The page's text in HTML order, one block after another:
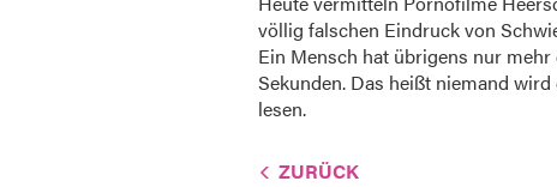
völlig falschen Eindruck von
Ein Mensch hat übrigens nur
Sekunden. Das heißt niemand
lesen.
ZURÜCK